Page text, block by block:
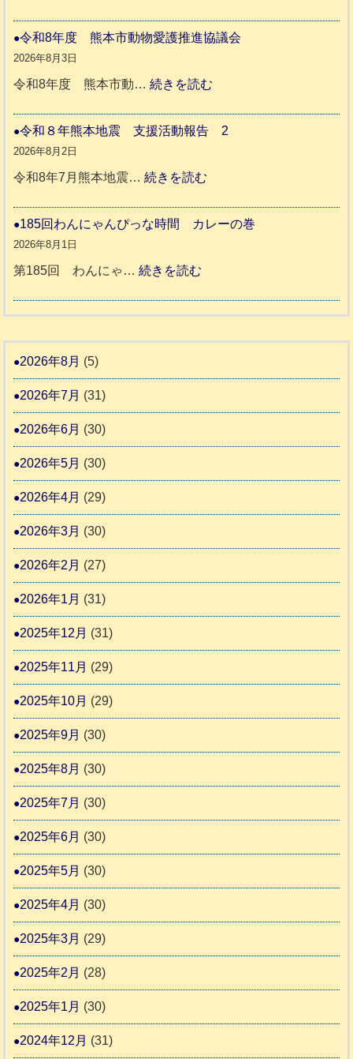
本
支
報
告
災
ッ
一
り
支
ま
ま
令和8年度 熊本市動物愛護推進協議会
2026年8月3日
令和8年度 熊本市動…続きを読む
和
動
進
会
令和８年熊本地震 支援活動報告 2
2026年8月2日
令和8年7月熊本地震…続きを読む
和
2
185回わんにゃんぴっな時間 カレーの巻
2026年8月1日
第185回 わんにゃ…続きを読む
8
わ
ゃ
っ
間
2026年8月 (5)
2026年7月 (31)
2026年6月 (30)
2026年5月 (30)
2026年4月 (29)
2026年3月 (30)
2026年2月 (27)
2026年1月 (31)
2025年12月 (31)
2025年11月 (29)
2025年10月 (29)
2025年9月 (30)
2025年8月 (30)
2025年7月 (30)
2025年6月 (30)
2025年5月 (30)
2025年4月 (30)
2025年3月 (29)
2025年2月 (28)
2025年1月 (30)
2024年12月 (31)